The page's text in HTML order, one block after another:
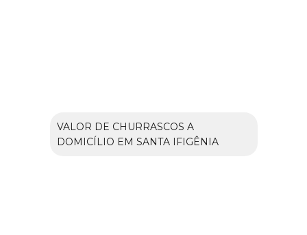
VALOR DE CHURRASCOS A
DOMICÍLIO EM SANTA IFIGÊNIA